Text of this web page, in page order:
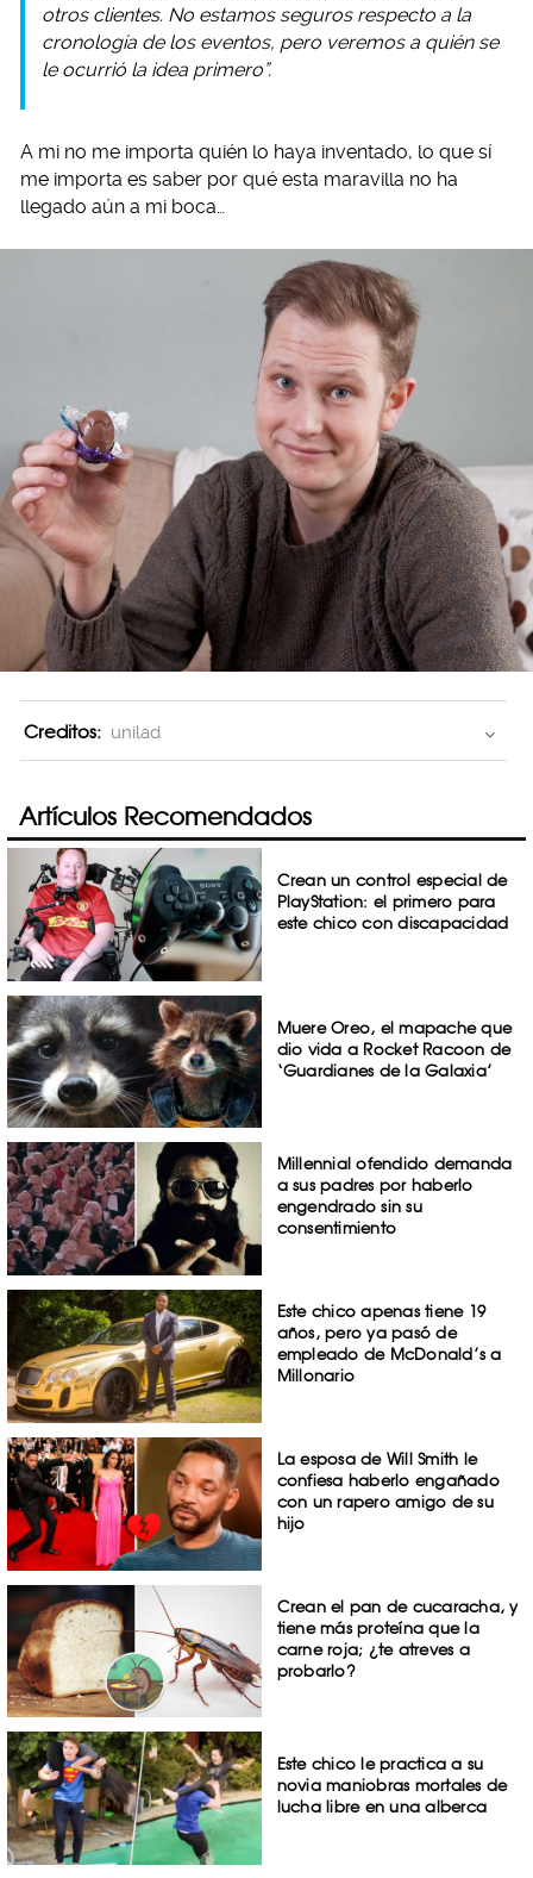
otros clientes. No estamos seguros respecto a la
cronología de los eventos, pero veremos a quién se
le ocurrió la idea primero”.
A mi no me importa quién lo haya inventado, lo que sí
me importa es saber por qué esta maravilla no ha
llegado aún a mi boca…
Creditos: unilad
Artículos Recomendados
Crean un control especial de
PlayStation: el primero para
este chico con discapacidad
Muere Oreo, el mapache que
dio vida a Rocket Racoon de
‘Guardianes de la Galaxia’
Millennial ofendido demanda
a sus padres por haberlo
engendrado sin su
consentimiento
Este chico apenas tiene 19
años, pero ya pasó de
empleado de McDonald’s a
Millonario
La esposa de Will Smith le
confiesa haberlo engañado
con un rapero amigo de su
hijo
Crean el pan de cucaracha, y
tiene más proteína que la
carne roja; ¿te atreves a
probarlo?
Este chico le practica a su
novia maniobras mortales de
lucha libre en una alberca